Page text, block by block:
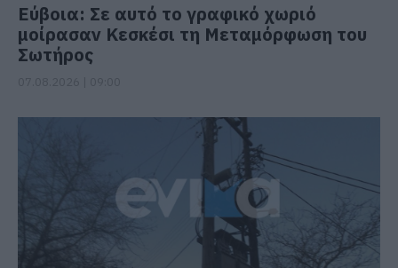
Εύβοια: Σε αυτό το γραφικό χωριό
μοίρασαν Κεσκέσι τη Μεταμόρφωση του
Σωτήρος